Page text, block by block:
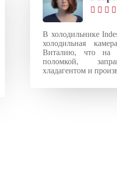
В холодильнике
холодильная
Виталию, что на
поломкой,
хладагентом и